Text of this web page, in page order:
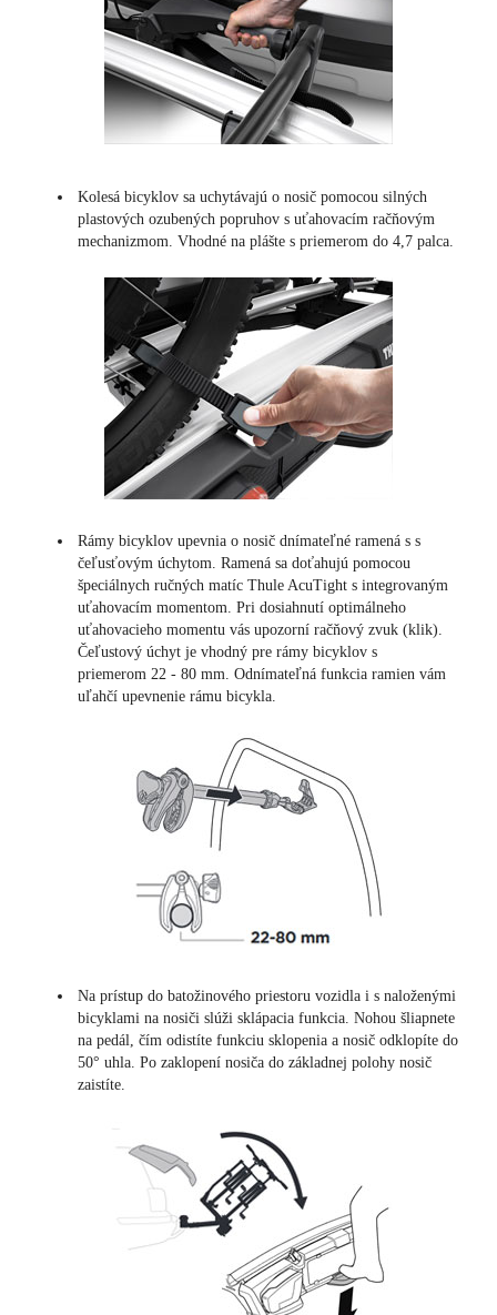
Kolesá bicyklov sa uchytávajú o nosič pomocou silných
plastových ozubených popruhov s uťahovacím račňovým
mechanizmom. Vhodné na plášte s priemerom do 4,7 palca.
Rámy bicyklov upevnia o nosič dnímateľné ramená s s
čeľusťovým úchytom. Ramená sa doťahujú pomocou
špeciálnych ručných matíc Thule AcuTight s integrovaným
uťahovacím momentom. Pri dosiahnutí optimálneho
uťahovacieho momentu vás upozorní račňový zvuk (klik).
Čeľustový úchyt je vhodný pre rámy bicyklov s
priemerom 22 - 80 mm. Odnímateľná funkcia ramien vám
uľahčí upevnenie rámu bicykla.
Na prístup do batožinového priestoru vozidla i s naloženými
bicyklami na nosiči slúži sklápacia funkcia. Nohou šliapnete
na pedál, čím odistíte funkciu sklopenia a nosič odklopíte do
50° uhla. Po zaklopení nosiča do základnej polohy nosič
zaistíte.